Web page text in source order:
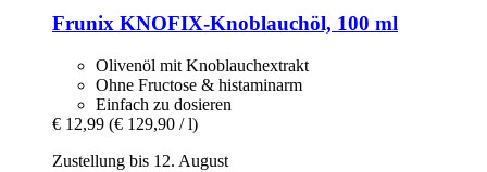
Frunix KNOFIX-​Knoblauchöl, 100 ml
Olivenöl mit Knoblauchextrakt
Ohne Fructose & histaminarm
Einfach zu dosieren
€ 12,99 (€ 129,90 / l)
Zustellung bis 12. August